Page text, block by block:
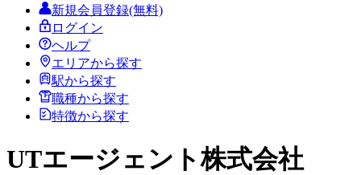
新規会員登録(無料)
ログイン
ヘルプ
エリアから探す
駅から探す
職種から探す
特徴から探す
UTエージェント株式会社